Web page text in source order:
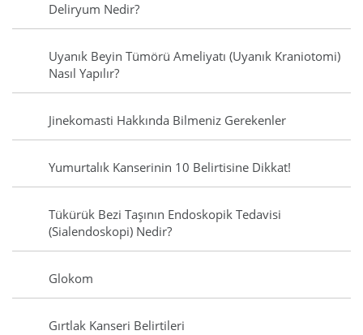
Deliryum Nedir?
Uyanık Beyin Tümörü Ameliyatı (Uyanık Kraniotomi)
Nasıl Yapılır?
Jinekomasti Hakkında Bilmeniz Gerekenler
Yumurtalık Kanserinin 10 Belirtisine Dikkat!
Tükürük Bezi Taşının Endoskopik Tedavisi
(Sialendoskopi) Nedir?
Glokom
Gırtlak Kanseri Belirtileri